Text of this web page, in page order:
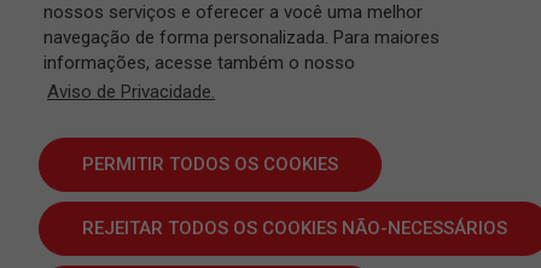
nossos serviços e oferecer a você uma melhor
navegação de forma personalizada. Para maiores
informações, acesse também o nosso
Aviso de Privacidade.
PERMITIR TODOS OS COOKIES
REJEITAR TODOS OS COOKIES NÃO-NECESSÁRIOS